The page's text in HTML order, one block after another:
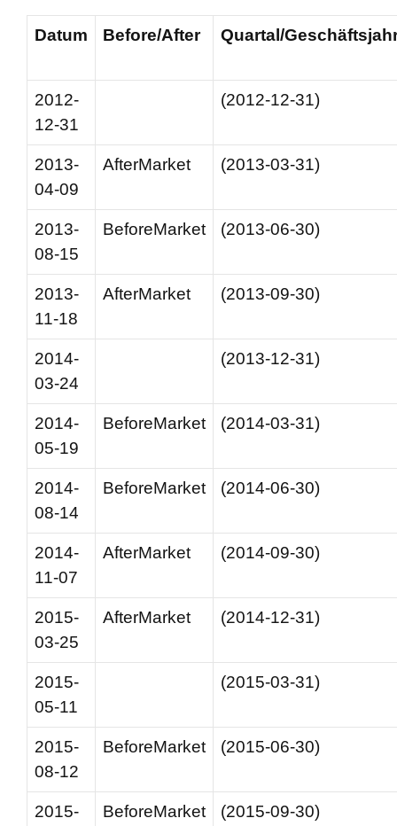
Datum Before/After Quartal/
2012-
12-31
(2012-12-31)
2013-
04-09
AfterMarket (2013-03-31)
2013-
08-15
BeforeMarket (2013-06-30)
2013-
11-18
AfterMarket (2013-09-30)
2014-
03-24
(2013-12-31)
2014-
05-19
BeforeMarket (2014-03-31)
2014-
08-14
BeforeMarket (2014-06-30)
2014-
11-07
AfterMarket (2014-09-30)
2015-
03-25
AfterMarket (2014-12-31)
2015-
05-11
(2015-03-31)
2015-
08-12
BeforeMarket (2015-06-30)
2015-
BeforeMarket (2015-09-30)